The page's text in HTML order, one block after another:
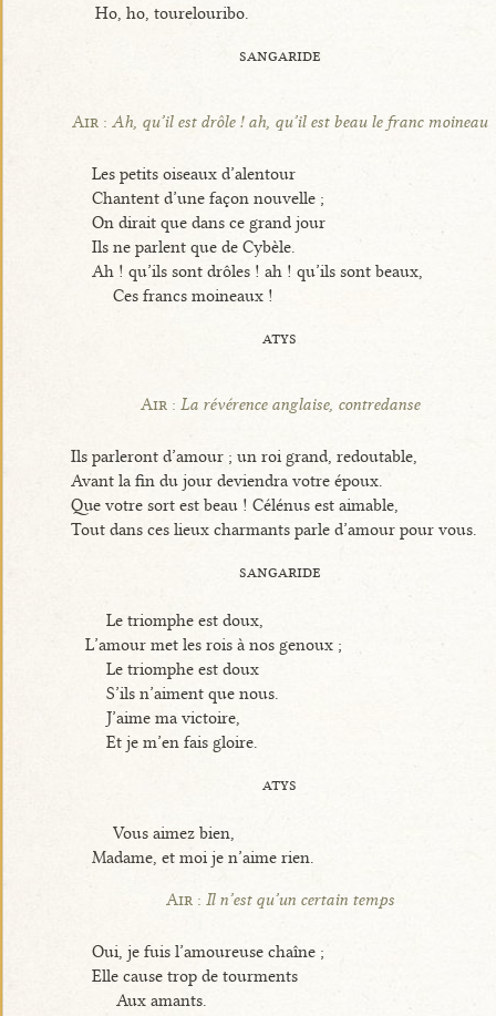
Ho, ho, tourelouribo.
sangaride
Air : Ah, qu’il est drôle ! ah, qu’il est beau le franc moineau
Les petits oiseaux d’alentour
Chantent d’une façon nouvelle ;
On dirait que dans ce grand jour
Ils ne parlent que de Cybèle.
Ah ! qu’ils sont drôles ! ah ! qu’ils sont beaux,
Ces francs moineaux !
atys
Air : La révérence anglaise, contredanse
Ils parleront d’amour ; un roi grand, redoutable,
Avant la fin du jour deviendra votre époux.
Que votre sort est beau ! Célénus est aimable,
Tout dans ces lieux charmants parle d’amour pour vous.
sangaride
Le triomphe est doux,
L’amour met les rois à nos genoux ;
Le triomphe est doux
S’ils n’aiment que nous.
J’aime ma victoire,
Et je m’en fais gloire.
atys
Vous aimez bien,
Madame, et moi je n’aime rien.
Air : Il n’est qu’un certain temps
Oui, je fuis l’amoureuse chaîne ;
Elle cause trop de tourments
Aux amants.